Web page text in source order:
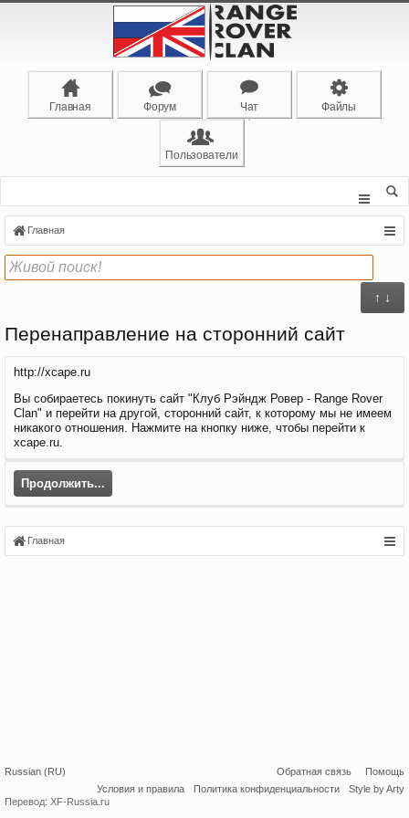
Главная Форум Чат Файлы
Пользователи
Главная
↑ ↓
Перенаправление на сторонний сайт
http://xcape.ru
Вы собираетесь покинуть сайт "Клуб Рэйндж Ровер - Range Rover
Clan" и перейти на другой, сторонний сайт, к которому мы не имеем
никакого отношения. Нажмите на кнопку ниже, чтобы перейти к
xcape.ru.
Продолжить...
Главная
Russian (RU) Обратная связь
Помощь
Условия и правила
Политика конфиденциальности
Style by Arty
Перевод: XF-Russia.ru